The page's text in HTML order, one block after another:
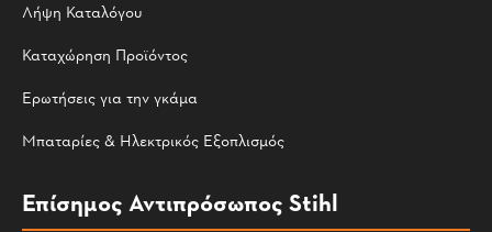
Λήψη Καταλόγου
Καταχώρηση Προϊόντος
Ερωτήσεις για την γκάμα
Μπαταρίες & Ηλεκτρικός Εξοπλισμός
Επίσημος Αντιπρόσωπος Stihl